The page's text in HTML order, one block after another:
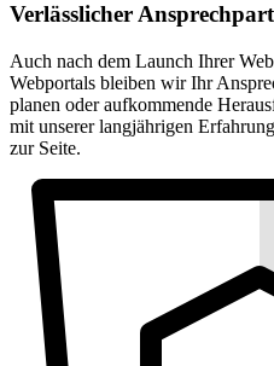
Verlässlicher
Auch nach dem Launch Ihrer
Webportals bleiben wir Ihr
planen oder aufkommende
mit unserer langjährigen
zur Seite.